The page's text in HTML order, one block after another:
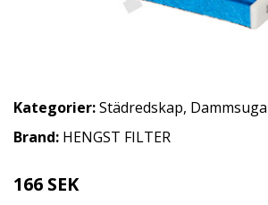
Kategorier:Städredskap,
Brand: HENGST FILTER
166 SEK